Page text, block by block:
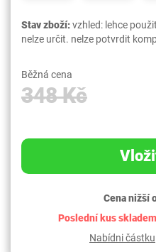
Stav zboží:vzhled: lehce
nelze určit. nelze potvrdit
Běžná cena
348 Kč
Cena nižší
Poslední kus skladem
Nabídni částku